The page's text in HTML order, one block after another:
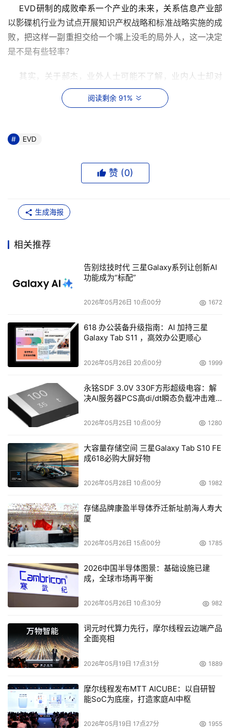
EVD研制的成败牵系一个产业的未来，关系信息产业部
以影碟机行业为试点开展知识产权战略和标准战略实施的成
败，把这样一副重担交给一个嘴上没毛的局外人，这一决定
是不是有些轻率？
其实，关于郝杰，业外人士可能不了解，业内人士却对
这个年轻人的辉煌战绩早有耳闻。郝杰并不简单，他虽然年
纪轻轻，但已经是久经沙场的老将。
总公司。和大多数刚毕业的学生一样从售后工程师做起。
中国第一代多媒体查询和演示系统的研发。从这时郝杰开始
放在光盘上，接受查询或是自动播放。这套系统做得非常成
赛、亚布力冬运会以及国家海关税则查询系统上。1996年
个ISP。郝杰受中软派遣进入这家公司，自技术部经理开始
一直到担任总工程师，从事互联网技术开发，这使郝杰成为
中国最早一批互联网技术先锋。让郝杰骄傲的是，那时像新
互联网世界中已经搞得有声有色了。全球第一场网络围棋比
赛就是郝杰策划、组织并实现的，这场中日围棋比赛，对弈
双方为中方余斌九段在中国大饭店，日方小林觉九段则在日
让郝杰有机会参与中国数字光盘联合体会议的缘起应该
是与美国康柏公司进行的艰难的知识产权谈判。1998年，
郝杰被调回中软本部，担任电子工业部计算机软件复用技术
研究中心副主任兼首席科学家。这个中心的主任是由当时任
中软总公司总裁，现任中国电子科技集团总经理的王志刚担
任的。一到中心，郝杰面对的首要任务是参与和美国康柏公
司进行的知识产权合作谈判。在王志刚的运筹帷幄下，郝杰
力、斗毅力、艰苦卓绝地谈了9个月，中方获得了最大利益
和全面胜利，不仅得到64位UNIX操作系统的全部源代码和
基于这些源代码自主开发中国自己的64位操作系统的授权
个市场机会。与康柏公司的谈判一方面锻炼了郝杰，另一方
面也使郝杰通过实战对知识产权的认识有了切身的感受。
对于被联合体点将，郝杰事先并没有充分的思想准备。
只是到了被点名的那一刻，他才突然感到自己已经深陷其
中。历史的选择已经将郝杰推到了阵地的最前沿。
对于出任阜国的总裁，郝杰似乎没有太多的顾虑，尤其
志刚担任阜国董事长、法人代表，有这样的主帅，郝杰认为
自己这个前线指挥员后顾不仅无忧，而且，老上级的胸襟、
胆识和气魄为他平添几分胆色。老上级在公司管理、做人做
阅读剩余 91%
EVD
赞 (0)
生成海报
相关推荐
告别炫技时代 三星Galaxy系列让创新AI
功能成为“标配”
2026年05月26日 10点00分 1672
618 办公装备升级指南：AI 加持三星
Galaxy Tab S11 ，高效办公更顺心
2026年05月26日 20点00分 1999
永铭SDF 3.0V 330F方形超级电容：解
决AI服务器PCS高di/dt瞬态负载冲击难
2026年05月25日 10点00分 1280
大容量存储空间 三星Galaxy Tab S10 FE
成618必购大屏好物
2026年05月28日 10点00分 1982
存储品牌康盈半导体乔迁新址前海人寿大
厦
2026年05月26日 15点00分 1785
2026中国半导体图景：基础设施已建
成，全球市场再平衡
2026年05月26日 10点30分 982
词元时代算力先行，摩尔线程云边端产品
全面亮相
2026年05月19日 17点31分 1889
摩尔线程发布MTT AICUBE：以自研智
能SoC为底座，打造家庭AI中枢
2026年05月19日 17点27分 1955